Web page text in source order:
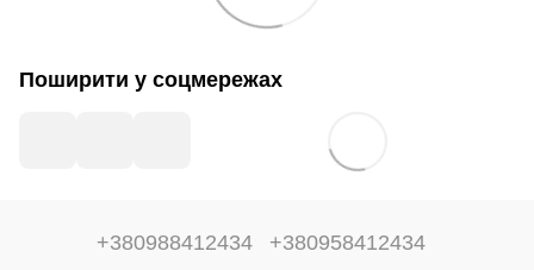
Поширити у соцмережах
+380988412434 +380958412434